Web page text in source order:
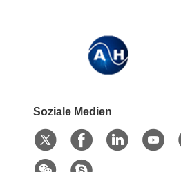
Soziale Medien